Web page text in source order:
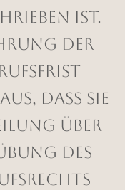
ist.
der
dass Sie
über
des